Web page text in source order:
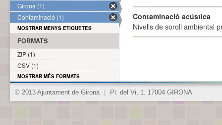
Contaminació acústica
Nivells de soroll ambiental
Girona (1)
Contaminació (1)
MOSTRAR MENYS ETIQUETES
FORMATS
ZIP (1)
CSV (1)
MOSTRAR MÉS FORMATS
© 2013 Ajuntament de Girona Pl. del Vi, 1. 17004 GIRONA